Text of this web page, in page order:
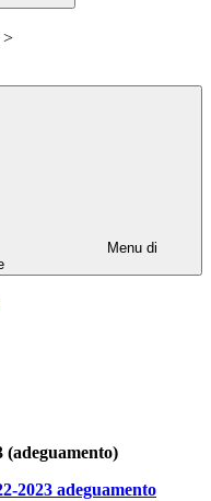
>
Menu di
(adeguamento)
2023 adeguamento